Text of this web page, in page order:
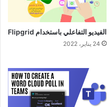
الفيديو التفاعلي باستخدام Flipgrid
24 يناير، 2022